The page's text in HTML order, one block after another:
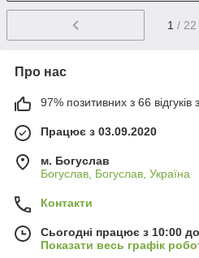
1 / 22
Про нас
97% позитивних з 66 відгуків
Працює з 03.09.2020
м. Богуслав
Богуслав, Богуслав, Україна
Контакти
Сьогодні працює з 10:00
Показати весь графік